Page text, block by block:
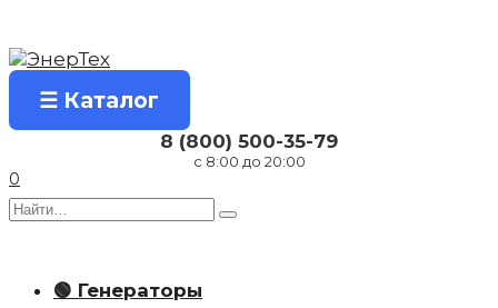
содержанию
☰ Каталог
8 (800) 500-35-79
с 8:00 до 20:00
0
Search
🟢 Генераторы